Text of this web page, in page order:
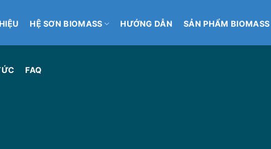
HỆ SƠN BIOMASS HƯỚNG DẪN SẢN PHẨM BIOMASS
FAQ